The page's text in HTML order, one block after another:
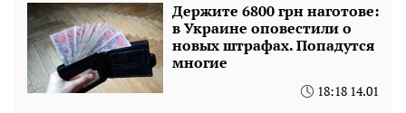
Держите 6800 грн наготове:
в Украине оповестили о
новых штрафах. Попадутся
многие
18:18 14.01